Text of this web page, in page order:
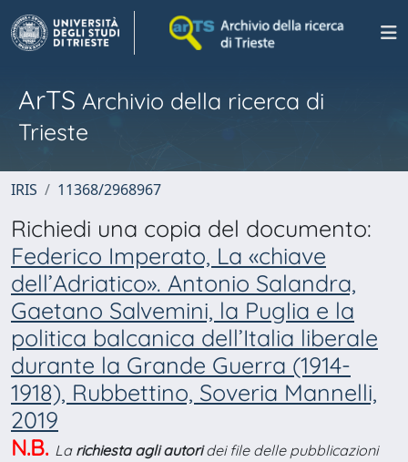
ArTS Archivio della ricerca di
Trieste
IRIS 11368/2968967
Richiedi una copia del documento:
Federico Imperato, La «chiave
dell’Adriatico». Antonio Salandra,
Gaetano Salvemini, la Puglia e la
politica balcanica dell’Italia liberale
durante la Grande Guerra (1914-
1918), Rubbettino, Soveria Mannelli,
2019
N.B. La richiesta agli autoridei file delle pubblicazioni